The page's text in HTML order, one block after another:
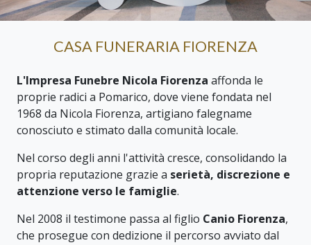
CASA FUNERARIA FIORENZA
L'Impresa Funebre Nicola Fiorenza affonda le
proprie radici a Pomarico, dove viene fondata nel
1968 da Nicola Fiorenza, artigiano falegname
conosciuto e stimato dalla comunità locale.
Nel corso degli anni l'attività cresce, consolidando la
propria reputazione grazie a serietà, discrezione e
attenzione verso le famiglie.
Nel 2008 il testimone passa al figlio Canio Fiorenza,
che prosegue con dedizione il percorso avviato dal